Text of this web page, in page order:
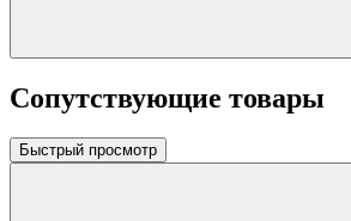
Сопутствующие товары
Быстрый просмотр